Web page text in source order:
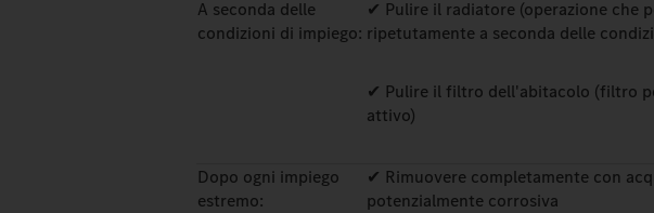
A seconda delle
condizioni di impiego:
✔ Pulire il radiatore (operazione che
ripetutamente a seconda delle
✔ Pulire il filtro dell'abitacolo (filtro
attivo)
Dopo ogni impiego
estremo:
✔ Rimuovere completamente con
potenzialmente corrosiva